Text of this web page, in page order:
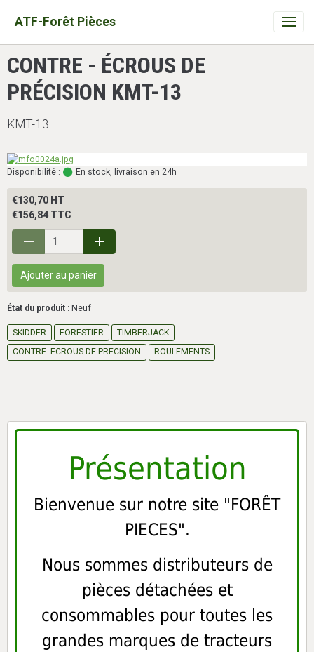
ATF-Forêt Pièces
CONTRE - ÉCROUS DE
PRÉCISION KMT-13
KMT-13
Disponibilité : En stock, livraison en 24h
€130,70 HT
€156,84 TTC
Ajouter au panier
État du produit : Neuf
SKIDDER FORESTIER
TIMBERJACK
CONTRE- ECROUS DE PRECISION
ROULEMENTS
Présentation
Bienvenue sur notre site "FORÊT
PIECES".
Nous sommes distributeurs de
pièces détachées et
consommables pour toutes les
grandes marques de tracteurs